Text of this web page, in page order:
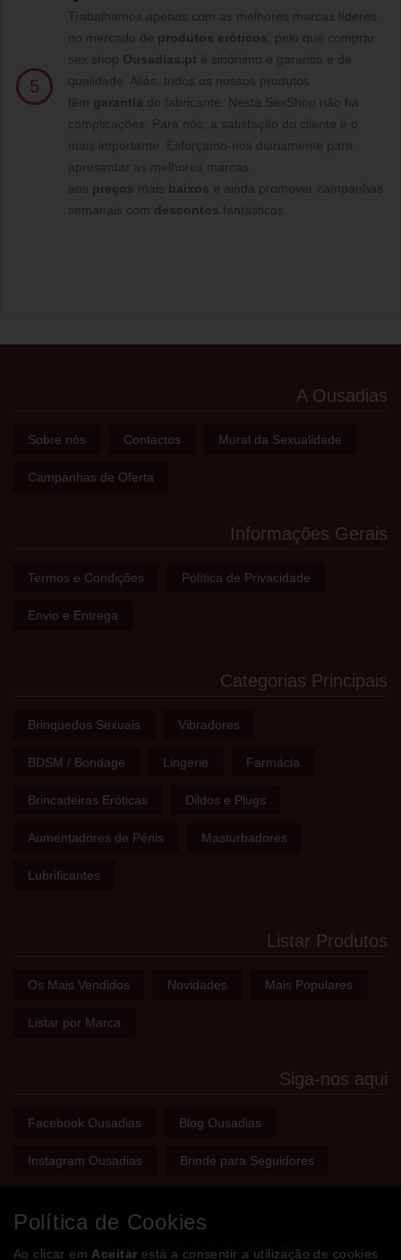
5
Trabalhamos apenas com as melhores marcas líderes
no mercado de produtos eróticos , pelo que comprar
sex shop Ousadias.pt é sinónimo e garantia e de
qualidade. Aliás, todos os nossos produtos
têm garantia do fabricante. Nesta SexShop não há
complicações. Para nós, a satisfação do cliente é o
mais importante. Esforçamo-nos diariamente para
apresentar as melhores marcas
aos preços mais baixos e ainda promover campanhas
semanais com descontos fantásticos.
A Ousadias
Sobre nós Contactos Mural da Sexualidade
Campanhas de Oferta
Informações Gerais
Termos e Condições Política de Privacidade
Envio e Entrega
Categorias Principais
Brinquedos Sexuais Vibradores
BDSM / Bondage Lingerie Farmácia
Brincadeiras Eróticas Dildos e Plugs
Aumentadores de Pénis Masturbadores
Lubrificantes
Listar Produtos
Os Mais Vendidos Novidades Mais Populares
Listar por Marca
Siga-nos aqui
Facebook Ousadias Blog Ousadias
Instagram Ousadias Brinde para Seguidores
Bem-vindo(a) à sua Sex Shop
Política de Cookies
Ao clicar em Aceitar está a consentir a utilização de cookies